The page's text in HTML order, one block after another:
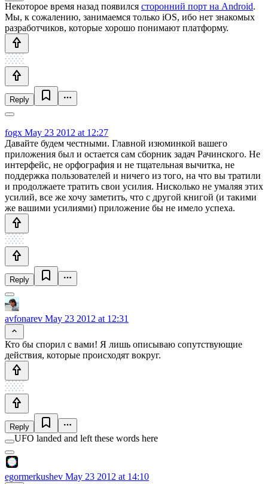
Некоторое время назад появился сторонний порт на Android.
Мы, к сожалению, занимаемся только iOS, ибо нет знакомых
разработчиков, которые хорошо понимают платформу.
Reply
fogx May 23 2012 at 12:27
Давайте будем честными. Главной изюминкой вашего
приложения был и остается сам сборник задач Рачинского. Не
интерфейс, не орфография и не тщательная вычитка, не
поддержка пользователей и ничего из того, на что вы тратили
и продолжаете тратить свои усилия. Нисколько не умаляя этих
усилий, все же хочу заметить, что с другой книгой (и такими
же вашими усилиями) приложение бы не имело успеха.
Reply
avfonarev May 23 2012 at 12:31
Кто бы спорил с вами! Я лишь описываю сопутствующие
действия, которые происходят вокруг.
Reply
UFO landed and left these words here
egormerkushev May 23 2012 at 14:10